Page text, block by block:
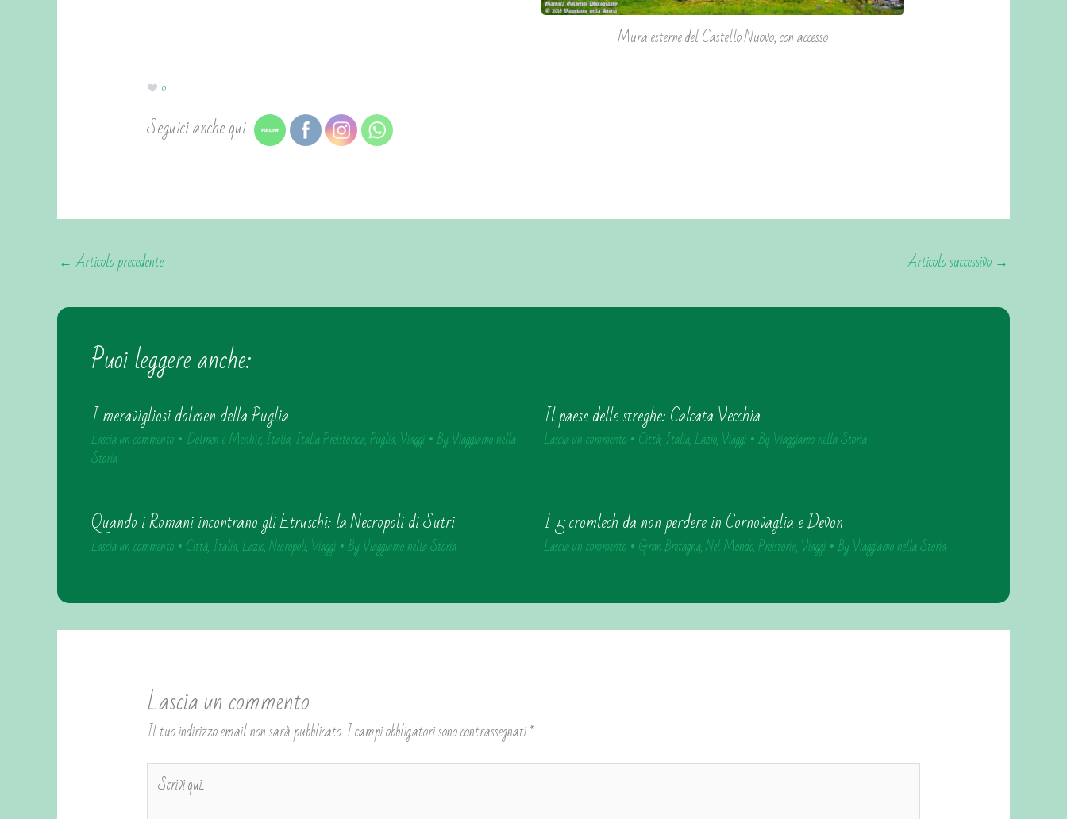
Mura esterne del Castello Nuovo, con accesso
0
Seguici anche qui
←Articolo precedente Articolo successivo →
Puoi leggere anche:
I meravigliosi dolmen della Puglia
Lascia un commento • Dolmen e Menhir, Italia, Italia Preistorica,Puglia, Viaggi• By Viaggiamo nella
Storia
Il paese delle streghe: Calcata Vecchia
Lascia un commento • Città, Italia,Lazio, Viaggi• By Viaggiamo nella Storia
Quando i Romani incontrano gli Etruschi: la Necropoli di Sutri
Lascia un commento • Città, Italia,Lazio,Necropoli, Viaggi• By Viaggiamo nella Storia
I 5 cromlech da non perdere in Cornovaglia e Devon
Lascia un commento • Gran Bretagna,Nel Mondo,Preistoria, Viaggi• By Viaggiamo nella Storia
Lascia un commento
Il tuo indirizzo email non sarà pubblicato.I campi obbligatori sono contrassegnati*
Scrivi
qui..